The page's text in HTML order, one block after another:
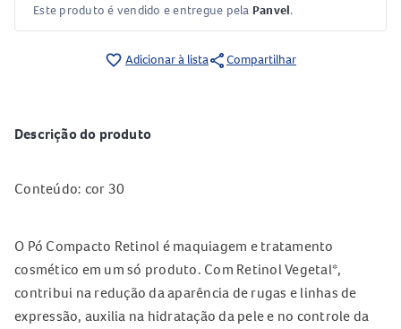
Este produto é vendido e entregue pela Panvel.
favorite_border Adicionar à listashareCompartilhar
Descrição do produto
Conteúdo: cor 30
O Pó Compacto Retinol é maquiagem e tratamento
cosmético em um só produto. Com Retinol Vegetal*,
contribui na redução da aparência de rugas e linhas de
expressão, auxilia na hidratação da pele e no controle da